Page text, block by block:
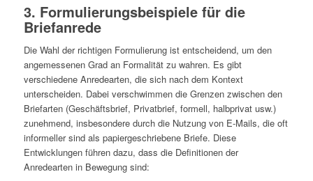
3. Formulierungsbeispiele für die
Briefanrede
Die Wahl der richtigen Formulierung ist entscheidend, um den
angemessenen Grad an Formalität zu wahren. Es gibt
verschiedene Anredearten, die sich nach dem Kontext
unterscheiden. Dabei verschwimmen die Grenzen zwischen den
Briefarten (Geschäftsbrief, Privatbrief, formell, halbprivat usw.)
zunehmend, insbesondere durch die Nutzung von E-Mails, die oft
informeller sind als papiergeschriebene Briefe. Diese
Entwicklungen führen dazu, dass die Definitionen der
Anredearten in Bewegung sind: